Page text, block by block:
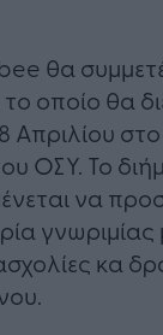
θα
οποίο θα
Απριλίου
ΟΣΥ. Το
να
γνωριμίας
κα